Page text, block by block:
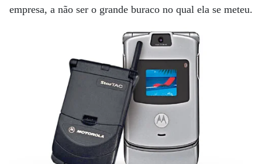
empresa, a não ser o grande buraco no qual ela se meteu.